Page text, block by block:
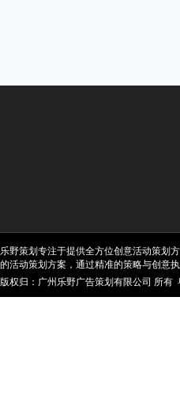
乐野策划专注于提供全方位创意活动策划
的活动策划方案，通过精准的策略与创意
版权归：广州乐野广告策划有限公司 所有